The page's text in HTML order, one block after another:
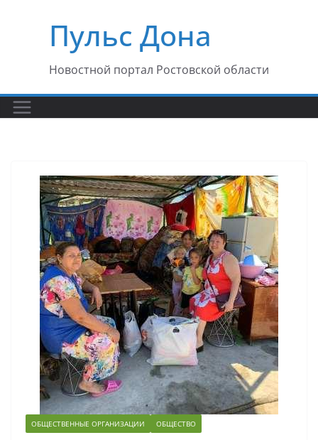
содержимомуПульс Дона
Новостной портал Ростовской области
ОБЩЕСТВЕННЫЕ ОРГАНИЗАЦИИ ОБЩЕСТВО